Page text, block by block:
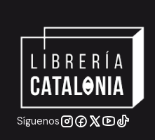
Síguenos